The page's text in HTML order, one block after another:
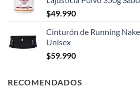
$49.990
Cinturón de Running
Unisex
$59.990
RECOMENDADOS